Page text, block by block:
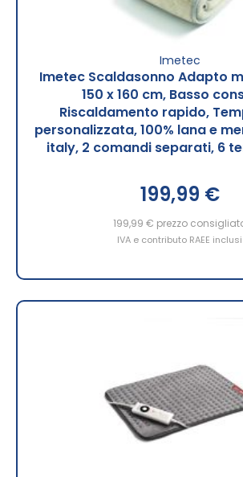
Imetec
Imetec Scaldasonno Adapto
150 x 160 cm, Basso
Riscaldamento rapido,
personalizzata, 100% lana e
italy, 2 comandi separati, 6
199,99 €
199,99 € prezzo
IVA e contributo RAEE inclusi